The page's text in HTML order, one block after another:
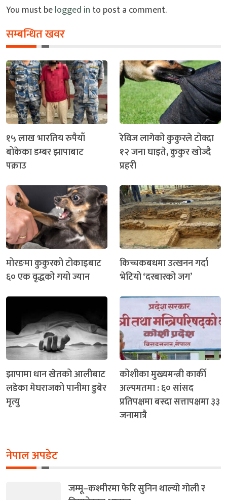
You must belogged in to post a comment.
सम्बन्धित खवर
१५ लाख भारतिय रुपैयाँ
बोकेका डम्बर झापाबाट
पक्राउ
रेविज लागेको कुकुरले टोक्दा
१२ जना घाइते, कुकुर खोज्दै
प्रहरी
मोरङमा कुकुरको टोकाइबाट
६० एक वृद्धको गयो ज्यान
किच्चकबधमा उत्खनन गर्दा
भेटियो ‘दरबारको जग’
झापामा धान खेतको आलीबाट
लडेका मेघराजको पानीमा डुबेर
मृत्यु
कोशीका मुख्यमन्त्री कार्की
अल्पमतमा : ६० सांसद
प्रतिपक्षमा बस्दा सत्तापक्षमा ३३
जनामात्रै
नेपाल अपडेट
जम्मू–कश्मीरमा फेरि सुनिन थाल्यो गोली र